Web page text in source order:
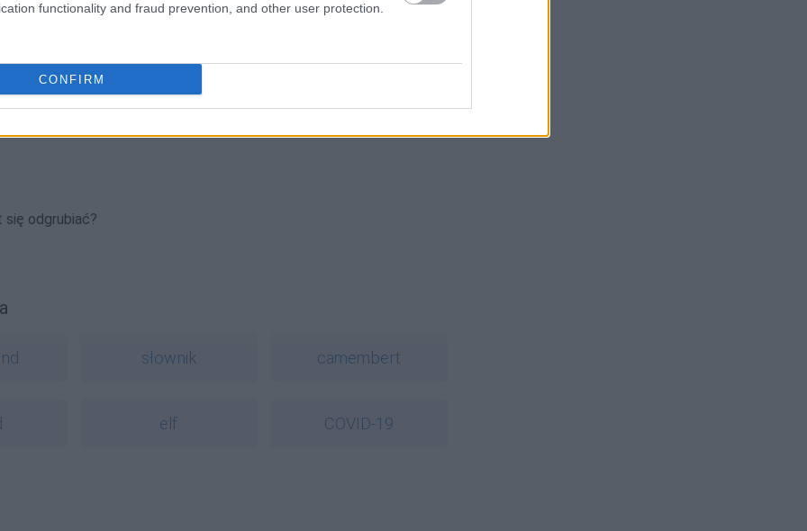
functionality and fraud prevention, and other user protection.
CONFIRM
, czyli o składni liczebnikaszereg
się odgrubiać?
słownik camembert
elf COVID-19